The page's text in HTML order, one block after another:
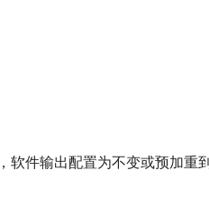
软件输出配置为不变或预加重